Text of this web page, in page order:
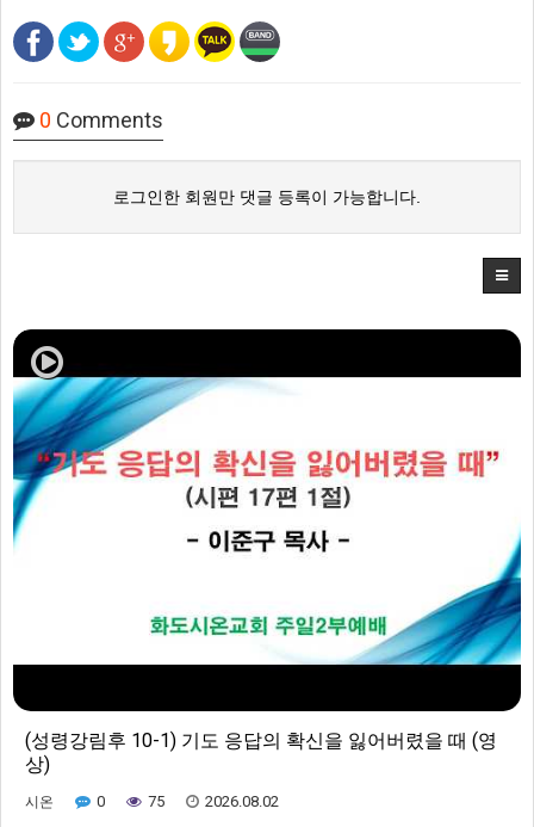
0 Comments
로그인한 회원만 댓글 등록이 가능합니다.
(성령강림후 10-1) 기도 응답의 확신을 잃어버렸을 때 (영
상)
시온 0 75 2026.08.02